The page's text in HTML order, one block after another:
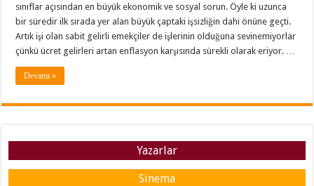
sınıflar açısından en büyük ekonomik ve sosyal sorun. Öyle ki uzunca
bir süredir ilk sırada yer alan büyük çaptaki işsizliğin dahi önüne geçti.
Artık işi olan sabit gelirli emekçiler de işlerinin olduğuna sevinemiyorlar
çünkü ücret gelirleri artan enflasyon karşısında sürekli olarak eriyor. …
Devamı »
Yazarlar
Sinema